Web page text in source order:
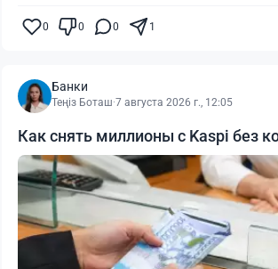
0 0 0 1
Банки
Теңіз Боташ·7 августа 2026 г., 12:05
Как снять миллионы с Kaspi без